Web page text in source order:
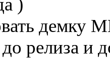
)
демку
релиза и